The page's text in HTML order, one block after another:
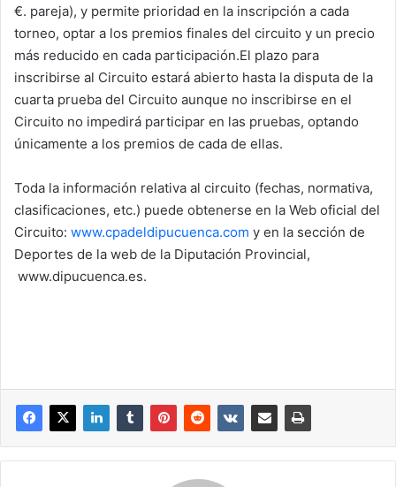
€. pareja), y permite prioridad en la inscripción a cada
torneo, optar a los premios finales del circuito y un precio
más reducido en cada participación.El plazo para
inscribirse al Circuito estará abierto hasta la disputa de la
cuarta prueba del Circuito aunque no inscribirse en el
Circuito no impedirá participar en las pruebas, optando
únicamente a los premios de cada de ellas.
Toda la información relativa al circuito (fechas, normativa,
clasificaciones, etc.) puede obtenerse en la Web oficial del
Circuito: www.cpadeldipucuenca.com y en la sección de
Deportes de la web de la Diputación Provincial,
www.dipucuenca.es.